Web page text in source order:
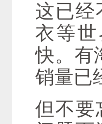
这已经
衣等
快。有
销量已
但不要